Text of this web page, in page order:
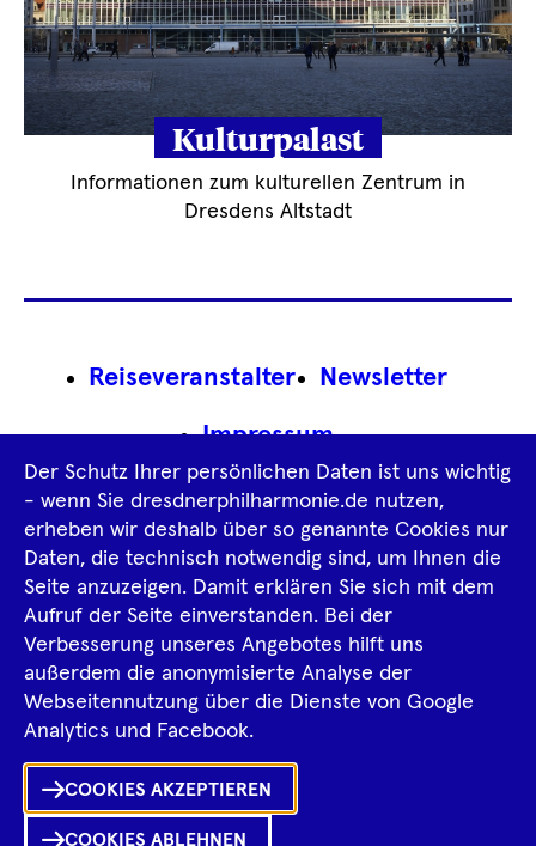
Kulturpalast
Informationen zum kulturellen Zentrum in
Dresdens Altstadt
Footer
Reiseveranstalter Newsletter
Impressum
Datenschutz­information AGB
Intern
TiktokFacebook
Instagram
SpotifyYouTube
Der Schutz Ihrer persönlichen Daten ist uns wichtig
- wenn Sie dresdnerphilharmonie.de nutzen,
erheben wir deshalb über so genannte Cookies nur
Daten, die technisch notwendig sind, um Ihnen die
Seite anzuzeigen. Damit erklären Sie sich mit dem
Aufruf der Seite einverstanden. Bei der
Verbesserung unseres Angebotes hilft uns
außerdem die anonymisierte Analyse der
Webseitennutzung über die Dienste von Google
Analytics und Facebook.
COOKIES AKZEPTIEREN
COOKIES ABLEHNEN